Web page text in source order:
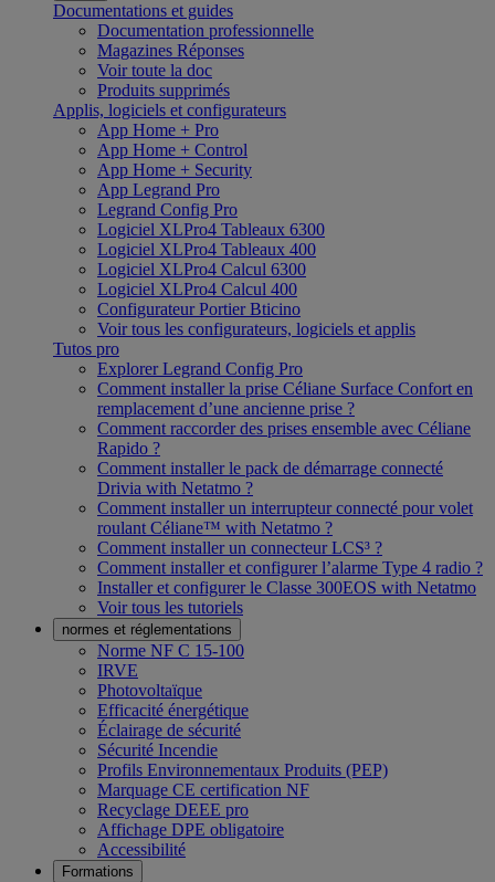
Documentations et guides
Documentation professionnelle
Magazines Réponses
Voir toute la doc
Produits supprimés
Applis, logiciels et configurateurs
App Home + Pro
App Home + Control
App Home + Security
App Legrand Pro
Legrand Config Pro
Logiciel XLPro4 Tableaux 6300
Logiciel XLPro4 Tableaux 400
Logiciel XLPro4 Calcul 6300
Logiciel XLPro4 Calcul 400
Configurateur Portier Bticino
Voir tous les configurateurs, logiciels et applis
Tutos pro
Explorer Legrand Config Pro
Comment installer la prise Céliane Surface Confort en
remplacement d’une ancienne prise ?
Comment raccorder des prises ensemble avec Céliane
Rapido ?
Comment installer le pack de démarrage connecté
Drivia with Netatmo ?
Comment installer un interrupteur connecté pour volet
roulant Céliane™ with Netatmo ?
Comment installer un connecteur LCS³ ?
Comment installer et configurer l’alarme Type 4 radio ?
Installer et configurer le Classe 300EOS with Netatmo
Voir tous les tutoriels
normes et réglementations
Norme NF C 15-100
IRVE
Photovoltaïque
Efficacité énergétique
Éclairage de sécurité
Sécurité Incendie
Profils Environnementaux Produits (PEP)
Marquage CE certification NF
Recyclage DEEE pro
Affichage DPE obligatoire
Accessibilité
Formations